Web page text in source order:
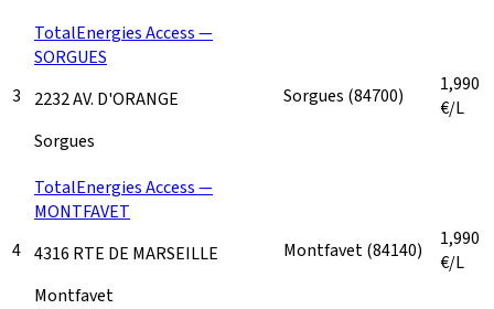
3
TotalEnergies Access —
SORGUES
2232 AV. D'ORANGE
Sorgues
Sorgues (84700)
1,990
€/L
4
TotalEnergies Access —
MONTFAVET
4316 RTE DE MARSEILLE
Montfavet
Montfavet(84140)
1,990
€/L